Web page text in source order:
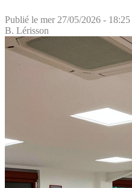
Publié le mer 27/05/2026 - 18:25
B. Lérisson